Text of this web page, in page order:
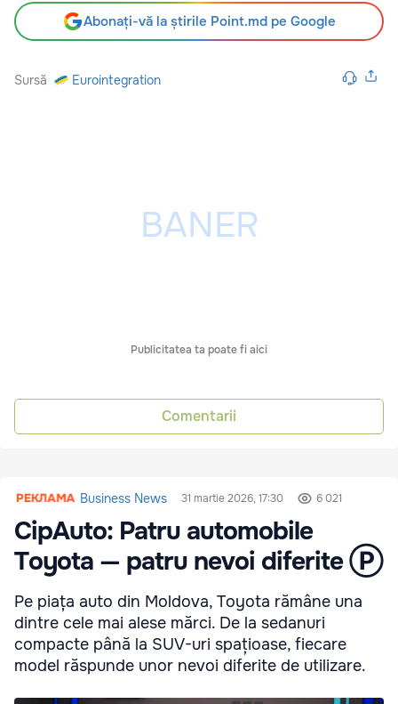
Abonați-vă la știrile Point.md pe Google
Sursă Eurointegration
Publicitatea ta poate fi aici
Comentarii
Business News 31 martie 2026, 17:30 6 021
CipAuto: Patru automobile
Toyota — patru nevoi diferite Ⓟ
Pe piața auto din Moldova, Toyota rămâne una
dintre cele mai alese mărci. De la sedanuri
compacte până la SUV-uri spațioase, fiecare
model răspunde unor nevoi diferite de utilizare.